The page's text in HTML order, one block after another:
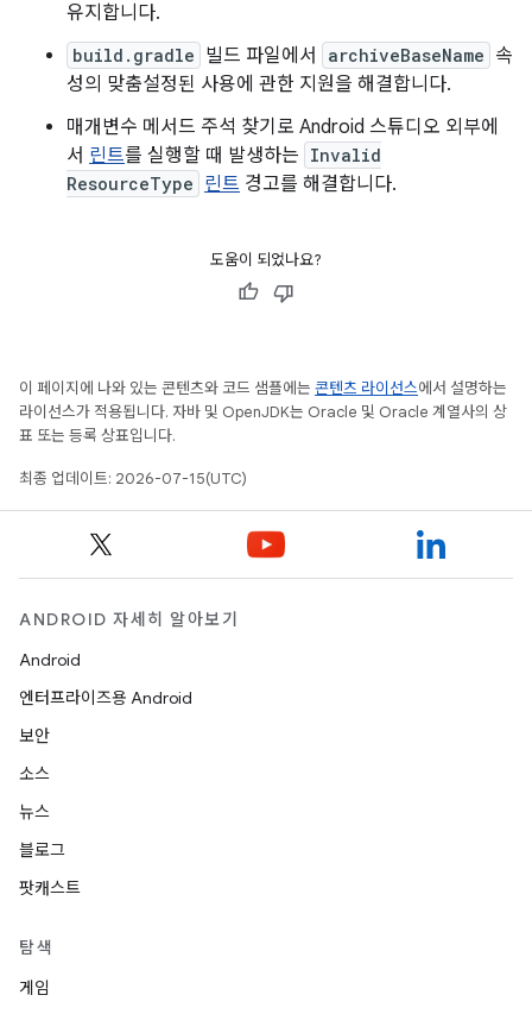
유지합니다.
build.gradle 빌드 파일에서 archiveBaseName 속
성의 맞춤설정된 사용에 관한 지원을 해결합니다.
매개변수 메서드 주석 찾기로 Android 스튜디오 외부에
서 린트를 실행할 때 발생하는 Invalid
ResourceType 린트 경고를 해결합니다.
도움이 되었나요?
이 페이지에 나와 있는 콘텐츠와 코드 샘플에는 콘텐츠 라이선스에서 설명하는
라이선스가 적용됩니다. 자바 및 OpenJDK는 Oracle 및 Oracle 계열사의 상
표 또는 등록 상표입니다.
최종 업데이트: 2026-07-15(UTC)
ANDROID 자세히 알아보기
Android
엔터프라이즈용 Android
보안
소스
뉴스
블로그
팟캐스트
탐색
게임